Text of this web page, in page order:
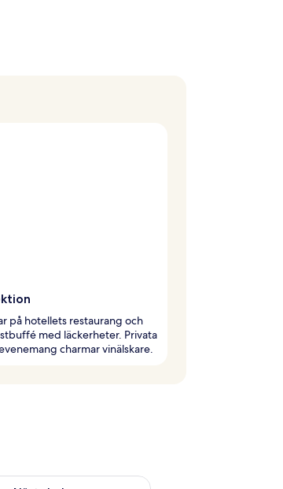
på hotellets restaurang och
med läckerheter. Privata
charmar vinälskare.
7 - aug. 9 för nästa helg aug. 14 - aug. 16